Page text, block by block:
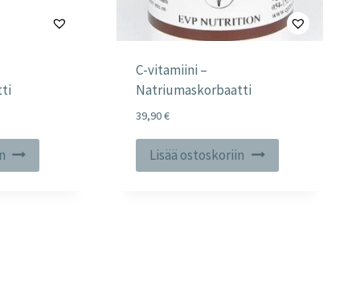
C-vitamiini –
Natriumaskorbaatti
39,90€
Lisää ostoskoriin